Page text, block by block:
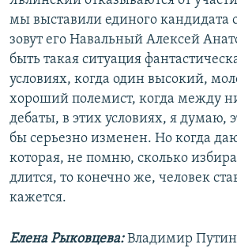
мы выставили единого кандидата
зовут его Навальный Алексей
быть такая ситуация
условиях, когда один высокий,
хороший полемист, когда между
дебаты, в этих условиях, я думаю,
бы серьезно изменен. Но когда
которая, не помню, сколько
длится, то конечно же, человек
кажется.
Елена Рыковцева:Владимир Путин